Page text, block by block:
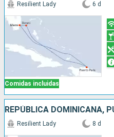
Comidas incluidas
Resilient Lady 6 d
Resilient Lady 8 d